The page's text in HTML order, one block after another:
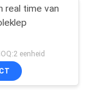
real time van
eenheid